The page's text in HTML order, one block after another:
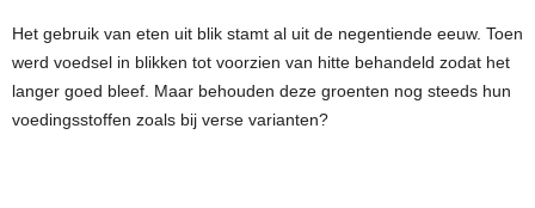
Het gebruik van eten uit blik stamt al uit de negentiende eeuw. Toen
werd voedsel in blikken tot voorzien van hitte behandeld zodat het
langer goed bleef. Maar behouden deze groenten nog steeds hun
voedingsstoffen zoals bij verse varianten?